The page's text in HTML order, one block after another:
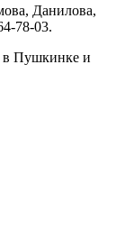
Данилова,
78-03.
в Пушкинке и